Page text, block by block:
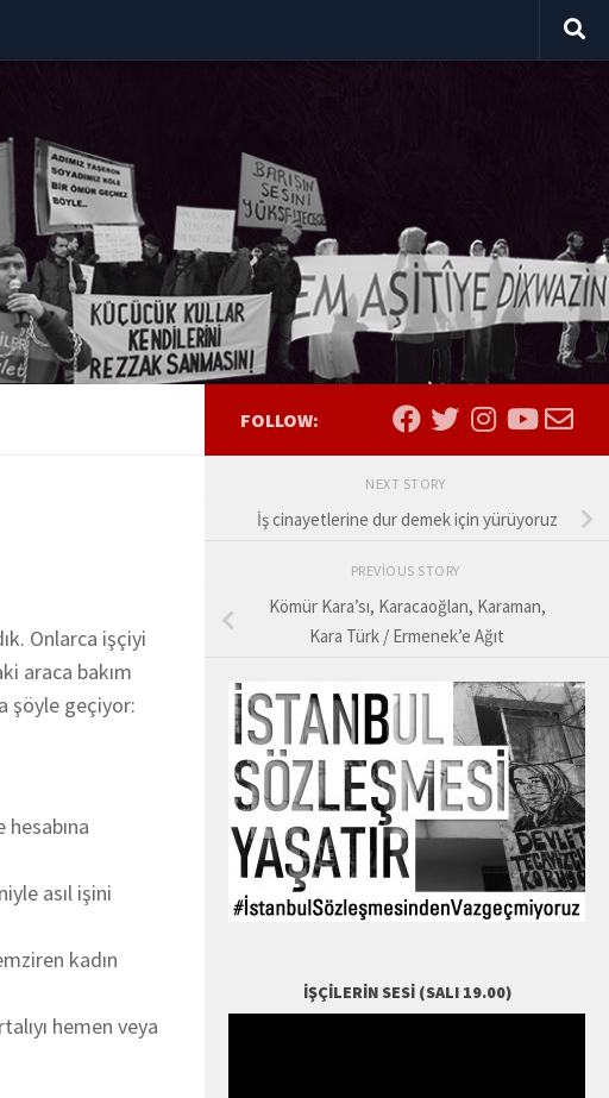
Onlarca işçiyi
araca bakım
şöyle geçiyor:
asıl işini
kadın
hemen veya
FOLLOW:
NEXT STORY
İş cinayetlerine dur demek için yürüyoruz
PREVIOUS STORY
Kömür Kara’sı, Karacaoğlan, Karaman,
Kara Türk / Ermenek’e Ağıt
İŞÇILERIN SESI (SALI 19.00)